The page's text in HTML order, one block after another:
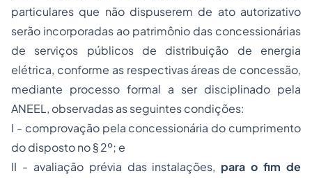
particulares que não dispuserem de ato autorizativo
serão incorporadas ao patrimônio das concessionárias
de serviços públicosde distribuição de energia
elétrica, conforme as respectivas áreas de concessão,
mediante processo formal a ser disciplinado pela
ANEEL, observadas as seguintes condições:
I - comprovação pela concessionária do cumprimento
do disposto no § 2º; e
II - avaliação prévia das instalações, para o fim de